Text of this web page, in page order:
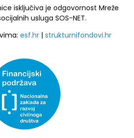
isključiva je odgovornost Mreže
usluga SOS-NET.
esf.hr | strukturnifondovi.hr